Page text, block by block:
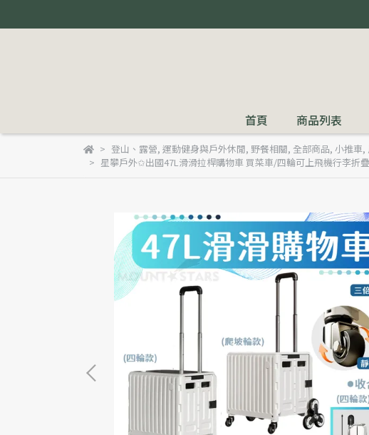
首頁 商品列表
登山、露營, 運動健身與戶外休閒, 野餐相關, 全部商品, 小推車,
星攀戶外✩出國47L滑滑拉桿購物車 買菜車/四輪可上飛機行李折